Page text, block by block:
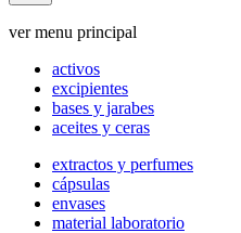
ver menu principal
activos
excipientes
bases y jarabes
aceites y ceras
extractos y perfumes
cápsulas
envases
material laboratorio